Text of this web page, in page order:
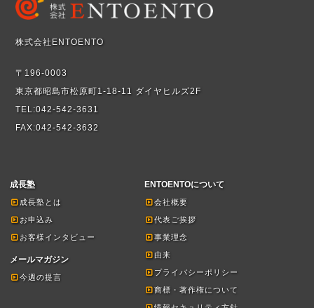
株式会社ENTOENTO
〒196-0003
東京都昭島市松原町1-18-11 ダイヤヒルズ2F
TEL:042-542-3631
FAX:042-542-3632
成長塾
成長塾とは
お申込み
お客様インタビュー
メールマガジン
今週の提言
ENTOENTOについて
会社概要
代表ご挨拶
事業理念
由来
プライバシーポリシー
商標・著作権について